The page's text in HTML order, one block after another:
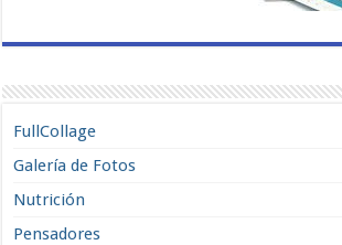
FullCollage
Galería de Fotos
Nutrición
Pensadores